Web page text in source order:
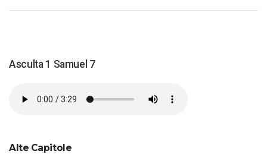
Asculta 1 Samuel 7
Alte Capitole